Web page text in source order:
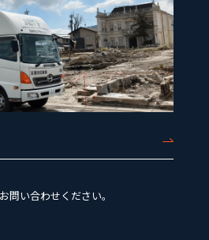
問い合わせください。